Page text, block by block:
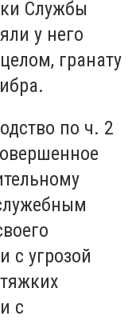
Службы
у него
гранату
по ч. 2
с угрозой
с